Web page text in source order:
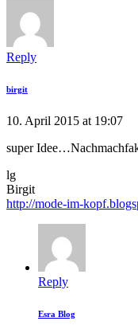
Reply
birgit
10. April 2015 at 19:07
super
lg
Birgit
http://mode-im-
Reply
Esra Blog